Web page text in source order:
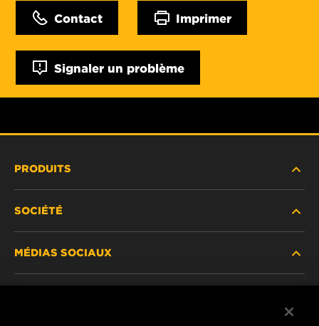
Contact Imprimer
Signaler un problème
PRODUITS
PRODUITS ABANDONNÉS / REMPLACÉS
SOCIÉTÉ
MÉDIAS SOCIAUX